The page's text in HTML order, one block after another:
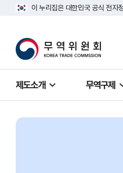
이 누리집은 대한민국 공식 전자
제도소개 무역구제